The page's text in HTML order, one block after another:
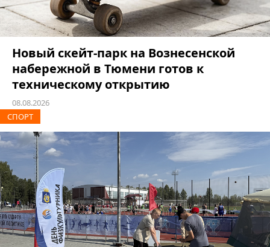
Новый скейт-парк на Вознесенской
набережной в Тюмени готов к
техническому открытию
08.08.2026
СПОРТ